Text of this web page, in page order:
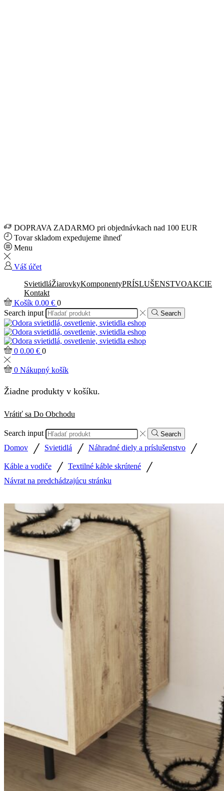
DOPRAVA ZADARMO pri objednávkach nad 100 EUR
Tovar skladom expedujeme ihneď
Menu
Váš účet
SvietidláŽiarovkyKomponentyPRÍSLUŠENSTVOAKCIE
Kontakt
Košík 0.00 € 0
Search input
Search
0 0.00 € 0
0 Nákupný košík
Žiadne produkty v košíku.
Vrátiť sa Do Obchodu
Search input Search
Domov / Svietidlá / Náhradné diely a príslušenstvo /
Káble a vodiče / Textilné káble skrútené /
Návrat na predchádzajúcu stránku